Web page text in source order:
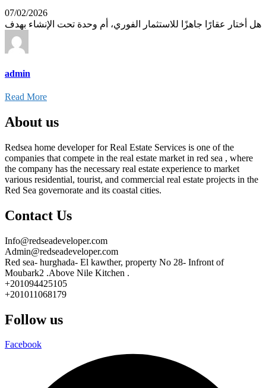
07/02/2026
هل أختار عقارًا جاهزًا للاستثمار الفوري، أم وحدة تحت الإنشاء بهدف
admin
Read More
About us
Redsea home developer for Real Estate Services is one of the
companies that compete in the real estate market in red sea , where
the company has the necessary real estate experience to market
various residential, tourist, and commercial real estate projects in the
Red Sea governorate and its coastal cities.
Contact Us
Info@redseadeveloper.com
Admin@redseadeveloper.com
Red sea- hurghada- El kawther, property No 28- Infront of
Moubark2 .Above Nile Kitchen .
+201094425105
+201011068179
Follow us
Facebook